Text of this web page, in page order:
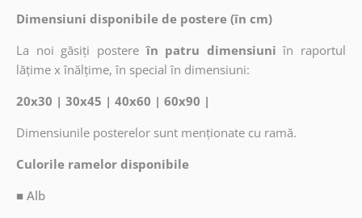
Dimensiuni disponibile de postere (în cm)
La noi găsiți postere în patru dimensiuni în raportul
lățime x înălțime, în special în dimensiuni:
20x30 | 30x45 | 40x60 | 60x90 |
Dimensiunile posterelor sunt menționate cu ramă.
Culorile ramelor disponibile
■ Alb